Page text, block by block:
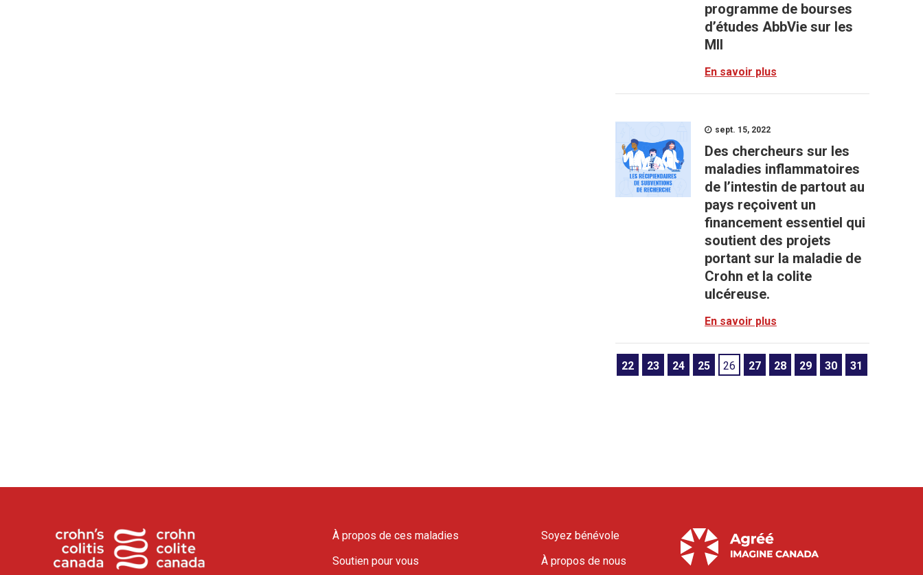
programme de bourses
d’études AbbVie sur les
MII
En savoir plus
sept. 15, 2022
Des chercheurs sur les
maladies inflammatoires
de l’intestin de partout au
pays reçoivent un
financement essentiel qui
soutient des projets
portant sur la maladie de
Crohn et la colite
ulcéreuse.
En savoir plus
22 23 24 25 26 27 28 29 30 31
À propos de ces maladies
Soutien pour vous
Soyez bénévole
À propos de nous